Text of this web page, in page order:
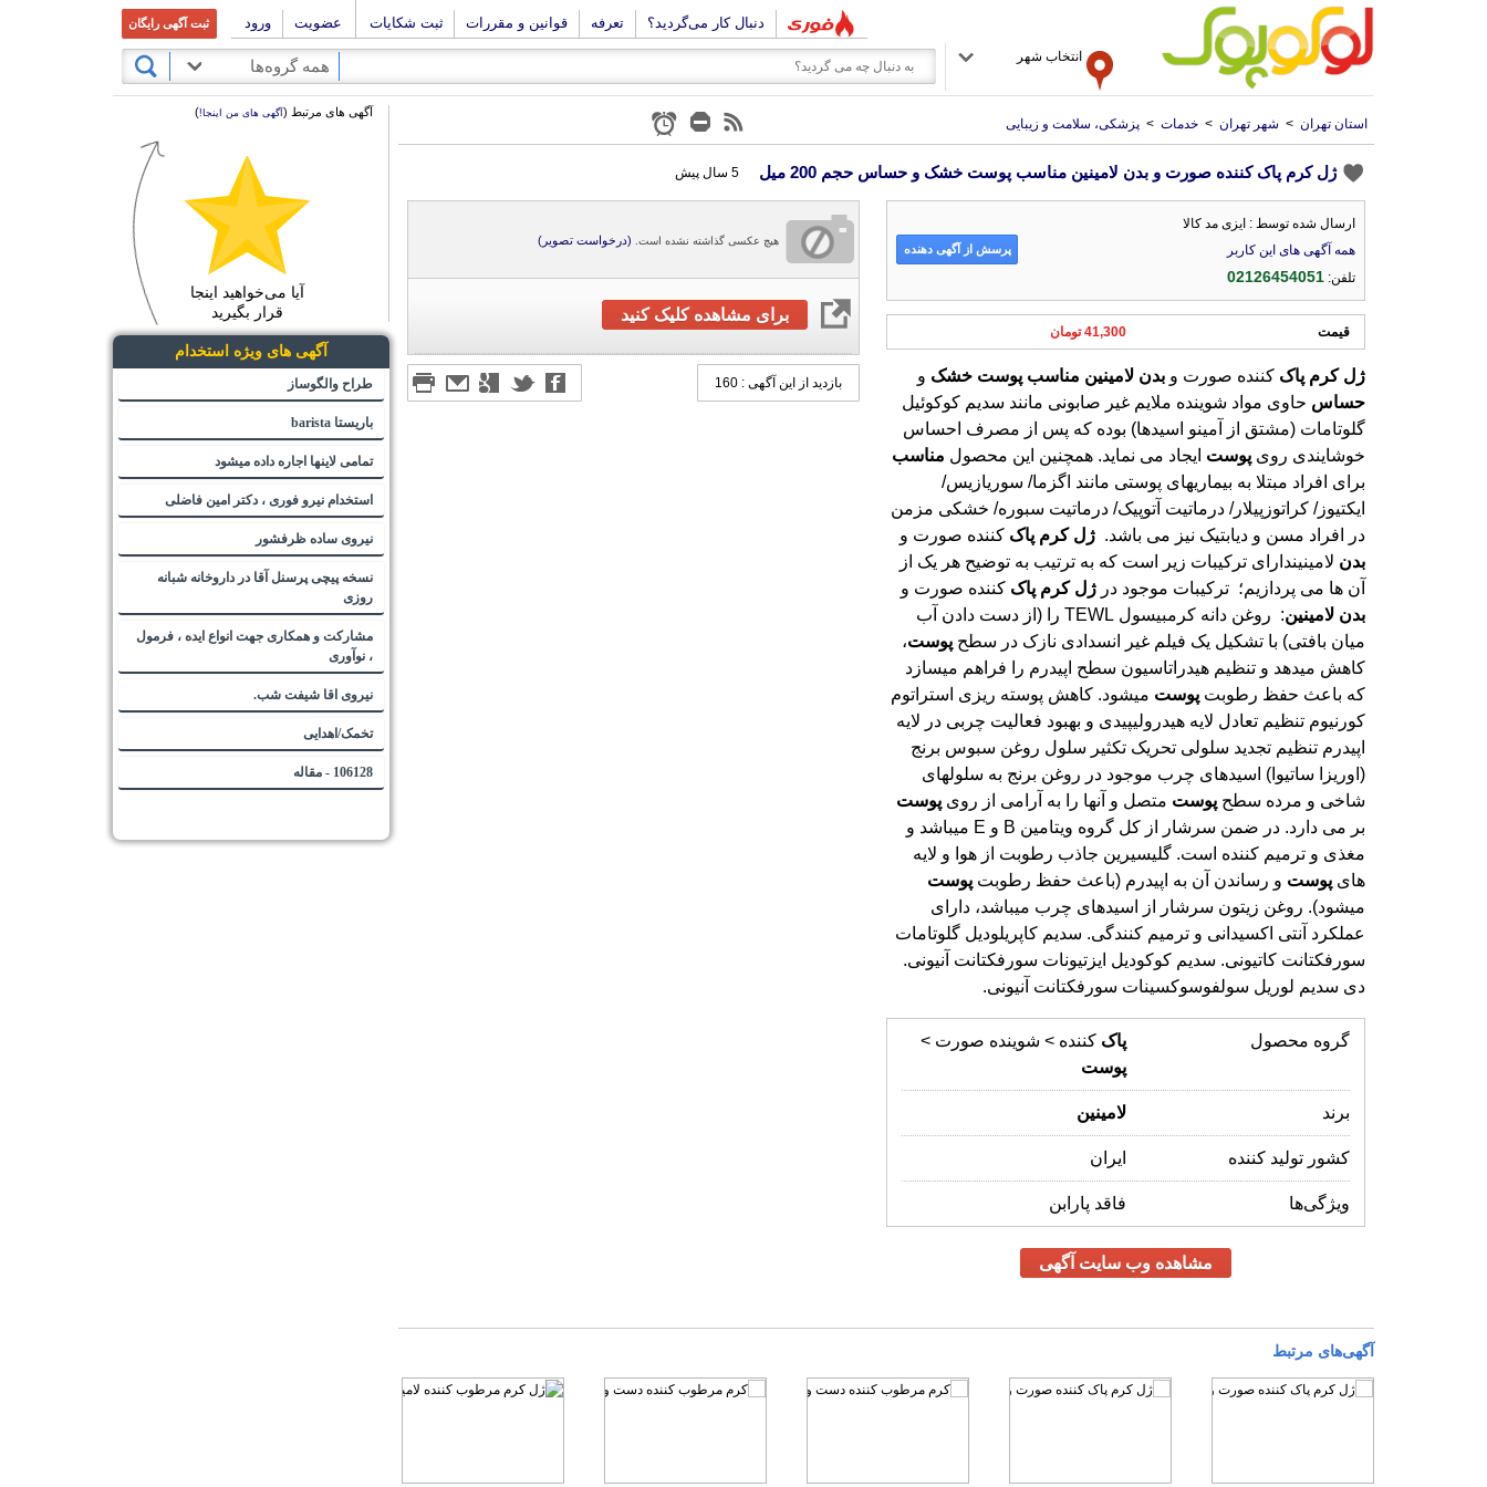
دنبال کار می‌گردید؟ تعرفه قوانین و مقررات ثبت شکایات عضویت ورود ثبت آگهی رایگان
انتخاب شهر
همه گروه‌ها
استان تهران > شهر تهران > خدمات > پزشکی، سلامت و زیبایی
ژل کرم پاک کننده صورت و بدن لامینین مناسب پوست خشک و حساس حجم 200 میل 5 سال پیش
هیچ عکسی گذاشته نشده است. (درخواست تصویر)
برای مشاهده کلیک کنید
بازدید از این آگهی : 160
ارسال شده توسط : ایزی مد کالا
همه آگهی های این کاربر
تلفن:02126454051
پرسش از آگهی دهنده
قیمت 41,300 تومان
ژل کرم پاک کننده صورت و بدن لامینین مناسب پوست خشک و
حساس حاوی مواد شوینده ملایم غیر صابونی مانند سدیم کوکوئیل
گلوتامات (مشتق از آمینو اسیدها) بوده که پس از مصرف احساس
خوشایندی روی پوست ایجاد می نماید. همچنین این محصول مناسب
برای افراد مبتلا به بیماریهای پوستی مانند اگزما/ سوریازیس/
ایکتیوز/ کراتوزپیلار/ درماتیت آتوپیک/ درماتیت سبوره/ خشکی مزمن
در افراد مسن و دیابتیک نیز می باشد. ژل کرم پاک کننده صورت و
بدن لامینیندارای ترکیبات زیر است که به ترتیب به توضیح هر یک از
آن ها می پردازیم؛ ترکیبات موجود در ژل کرم پاک کننده صورت و
بدن لامینین
: روغن دانه کرمبیسول TEWL را (از دست دادن آب
میان بافتی) با تشکیل یک فیلم غیر انسدادی نازک در سطح پوست،کاهش میدهد و تنظیم هیدراتاسیون سطح اپیدرم را فراهم میسازد
که باعث حفظ رطوبت پوست میشود. کاهش پوسته ریزی استراتوم
کورنیوم تنظیم تعادل لایه هیدرولیپیدی و بهبود فعالیت چربی در لایه
اپیدرم تنظیم تجدید سلولی تحریک تکثیر سلول روغن سبوس برنج
(اوریزا ساتیوا) اسیدهای چرب موجود در روغن برنج به سلولهای
شاخی و مرده سطح پوست متصل و آنها را به آرامی از روی پوست
بر می دارد. در ضمن سرشار از کل گروه ویتامین B و E میباشد و
مغذی و ترمیم کننده است. گلیسیرین جاذب رطوبت از هوا و لایه
های پوست و رساندن آن به اپیدرم (باعث حفظ رطوبت پوست
میشود). روغن زیتون سرشار از اسیدهای چرب میباشد، دارای
عملکرد آنتی اکسیدانی و ترمیم کنندگی. سدیم کاپریلودیل گلوتامات
سورفکتانت کاتیونی. سدیم کوکودیل ایزتیونات سورفکتانت آنیونی.
دی سدیم لوریل سولفوسوکسینات سورفکتانت آنیونی.
گروه محصول پاک کننده > شوینده صورت >
پوست
برند لامینین
کشور تولید کننده ایران
ویژگی‌ها فاقد پارابن
مشاهده وب سایت آگهی
آگهی‌های مرتبط
آگهی های مرتبط (آگهی های من اینجا!)
آیا می‌خواهید اینجا
قرار بگیرید
آگهی های ویژه استخدام
طراح والگوساز
باریستا barista
تمامی لاینها اجاره داده میشود
استخدام نیرو فوری ، دکتر امین فاضلی
نیروی ساده ظرفشور
نسخه پیچی پرسنل آقا در داروخانه شبانه
روزی
مشارکت و همکاری جهت انواع ایده ، فرمول
، نوآوری
نیروی اقا شیفت شب.
تخمک/اهدایی
106128 - مقاله